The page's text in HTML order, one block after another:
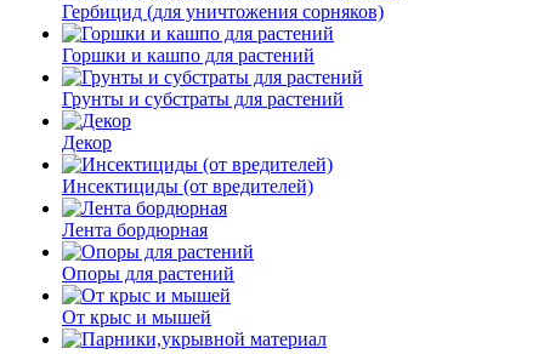
Гербицид (для уничтожения сорняков)
Горшки и кашпо для растений
Грунты и субстраты для растений
Декор
Инсектициды (от вредителей)
Лента бордюрная
Опоры для растений
От крыс и мышей